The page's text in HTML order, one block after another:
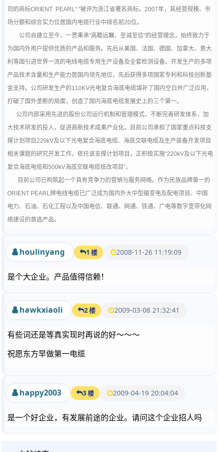
司的商标ORIENT PEARL“ ”被评为浙江省著名商标。 2007年，其经营规模、市
场分额和综合实力位居国内电缆行业中排名前20位。
公司自建立至今，一贯秉承“高瞻远瞩、至诚至信”的经营理念，始终致力于
为国内外用户提供优质的产品和服务。先后从美国、法国、德国、加拿大、意大
利等国引进世界一流的电线电缆专用生产设备及全套检测设备。开发生产的多项
产品技术含量和生产能力居国内领先地位，先后获得多项国家专利和科技创新基
金支持。公司研发生产的110KV光电复合海底电缆填补了国内空白并广泛应用，
打破了国外垄断的局面，创造了国内海底电缆发展史上的三个第一。
公司内部采用先进的股份公司运行机制和管理模式，不断完善研发体系，加
大技术研发的投入，促进高新技术成果产业化。目前公司承担了国家重点科技支
撑计划项目 220kV及以下光电复合海底电缆、海底交联电缆及生产装备开发项目
相关课题的研究开发工作。依托该支撑计划项目，正积极实施“220kV及以下光电
复合海底电缆和500kV海底交联电缆技改项目 ”。
目前公司已构筑起一个具有竞争力的营销与服务网络。作为民族品牌第一的
ORIENT PEARL牌电线电缆已广泛成为国内外大中型输变电及配电项目、中国
电力、石油、石化工程以及中国电信、联通、网通、铁通、广电等数字宽带化网
络建设的首选产品。
houlinyang 1 楼 2008-11-26 11:19:09
是个大企业。产品值得信赖！
hawkxiaoli 2 楼 2009-03-08 21:32:41
有些词还是等真实现时再说的好～～～
祝愿东方早做第一电缆
happy2003 3 楼 2009-04-19 20:04:04
是一个好企业，有发展前途的企业。请问这个企业招人吗